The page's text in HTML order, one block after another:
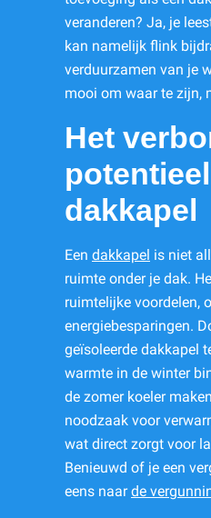
veranderen? Ja, je
kan namelijk flink
verduurzamen van je
mooi om waar te zijn,
Het
dakkapel
Een dakkapel is niet
ruimte onder je dak.
ruimtelijke voordelen,
energiebesparingen.
geïsoleerde dakkapel
warmte in de winter
de zomer koeler
noodzaak voor
wat direct zorgt voor
Benieuwd of je een
eens naarde